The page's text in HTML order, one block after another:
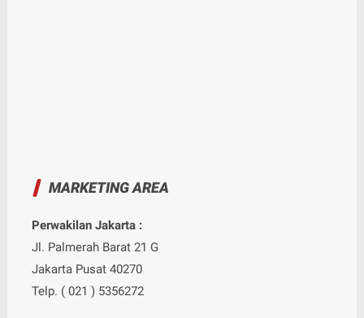
MARKETING AREA
Perwakilan Jakarta :
Jl. Palmerah Barat 21 G
Jakarta Pusat 40270
Telp. ( 021 ) 5356272